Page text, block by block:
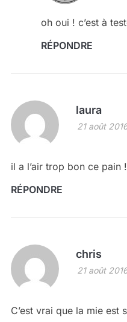
oh oui ! c’est à
RÉPONDRE
laura
21 août
il a l’air trop bon ce pain !
RÉPONDRE
chris
21 août
C’est vrai que la mie est